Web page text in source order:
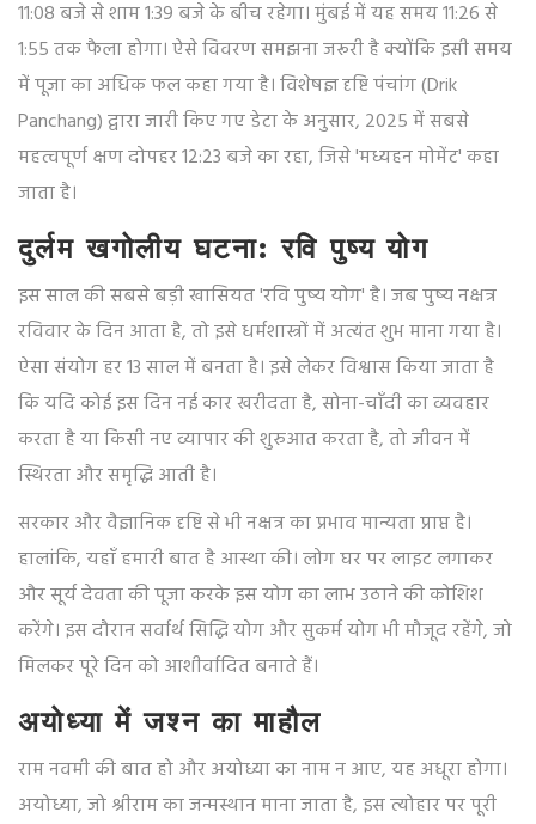
11:08 बजे से शाम 1:39 बजे के बीच रहेगा। मुंबई में यह समय 11:26 से
1:55 तक फैला होगा। ऐसे विवरण समझना जरूरी है क्योंकि इसी समय
में पूजा का अधिक फल कहा गया है। विशेषज्ञ दृष्टि पंचांग (Drik
Panchang) द्वारा जारी किए गए डेटा के अनुसार, 2025 में सबसे
महत्वपूर्ण क्षण दोपहर 12:23 बजे का रहा, जिसे 'मध्यहन मोमेंट' कहा
जाता है।
दुर्लम खगोलीय घटना: रवि पुष्य योग
इस साल की सबसे बड़ी खासियत 'रवि पुष्य योग' है। जब पुष्य नक्षत्र
रविवार के दिन आता है, तो इसे धर्मशास्त्रों में अत्यंत शुभ माना गया है।
ऐसा संयोग हर 13 साल में बनता है। इसे लेकर विश्वास किया जाता है
कि यदि कोई इस दिन नई कार खरीदता है, सोना-चाँदी का व्यवहार
करता है या किसी नए व्यापार की शुरुआत करता है, तो जीवन में
स्थिरता और समृद्धि आती है।
सरकार और वैज्ञानिक दृष्टि से भी नक्षत्र का प्रभाव मान्यता प्राप्त है।
हालांकि, यहाँ हमारी बात है आस्था की। लोग घर पर लाइट लगाकर
और सूर्य देवता की पूजा करके इस योग का लाभ उठाने की कोशिश
करेंगे। इस दौरान सर्वार्थ सिद्धि योग और सुकर्म योग भी मौजूद रहेंगे, जो
मिलकर पूरे दिन को आशीर्वादित बनाते हैं।
अयोध्या में जश्न का माहौल
राम नवमी की बात हो और अयोध्या का नाम न आए, यह अधूरा होगा।
अयोध्या, जो श्रीराम का जन्मस्थान माना जाता है, इस त्योहार पर पूरी